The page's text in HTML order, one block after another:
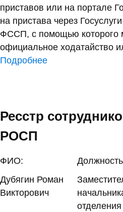
приставов или на портале
на пристава через
ФССП, с помощью которого
официальное ходатайство
Подробнее
Ресстр
РОСП
ФИО:
Дубягин Роман
Викторович